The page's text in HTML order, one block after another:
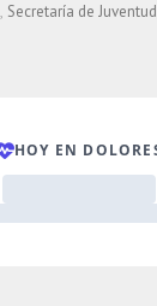
Secretaría de Juventud